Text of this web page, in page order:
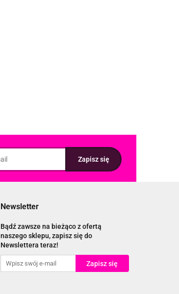
Newsletter
Bądź zawsze na bieżąco z ofertą
naszego sklepu, zapisz się do
Newslettera teraz!